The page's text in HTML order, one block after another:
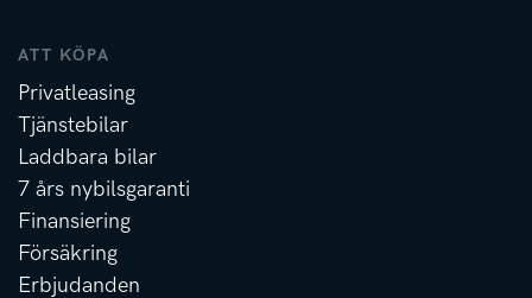
ATT KÖPA
Privatleasing
Tjänstebilar
Laddbara bilar
7 års nybilsgaranti
Finansiering
Försäkring
Erbjudanden